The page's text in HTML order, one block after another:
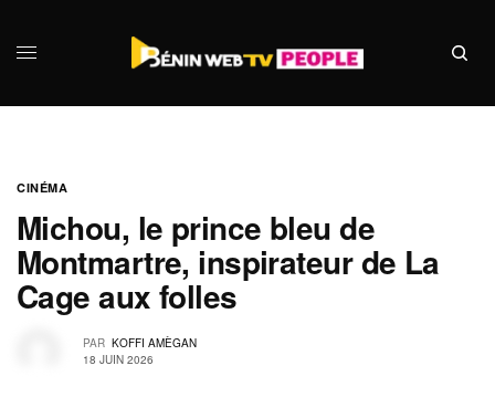
CINÉMA
Michou, le prince bleu de
Montmartre, inspirateur de La
Cage aux folles
PAR KOFFI AMÈGAN
18 JUIN 2026